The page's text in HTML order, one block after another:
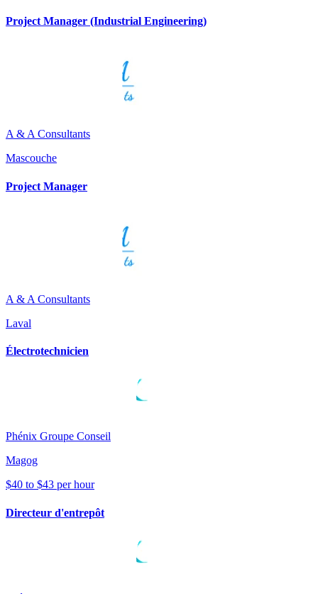
Project Manager (Industrial Engineering)
A & A Consultants
Mascouche
Project Manager
A & A Consultants
Laval
Électrotechnicien
Phénix Groupe Conseil
Magog
$40 to $43 per hour
Directeur d'entrepôt